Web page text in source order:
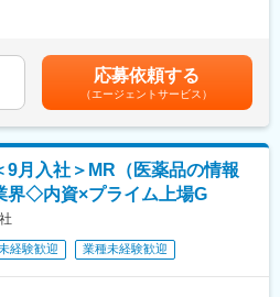
ネージャー、法人営業、研修部門、採
ます。
ーカーの営業領域を支援するCSOと呼
が発売されたため営業を増員したい」
拡大したい」といったようなメーカー
社の社員を派遣しています。医療機器は
が異なりますが、同社では転職せずに
ぼありません。様々なプロジェクトを経
品の取り扱い経験や知識を積み、MRとし
環境です。
み
数
パイオニアであり、リーディングカンパ
ープと、欧米を中心に多様なCSOサービ
る、Inizio Engageを親会社に持つジョイ
昨年度実績4.2ヶ月）、報酬改定年1回賃
額であり、選考を通じて上下する可能性
固定手当を含めた表記です。
応募依頼する
（エージェントサービス）
9月入社＞MR（医薬品の情報
界◇内資×プライム上場G
経験歓迎 業種未経験歓迎